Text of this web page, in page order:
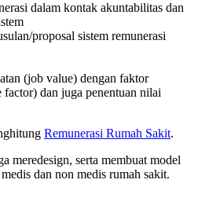
dalam kontak akuntabilitas dan
proposal sistem remunerasi
(job value) dengan faktor
dan juga penentuan nilai
Remunerasi Rumah Sakit.
meredesign, serta membuat model
dan non medis rumah sakit.